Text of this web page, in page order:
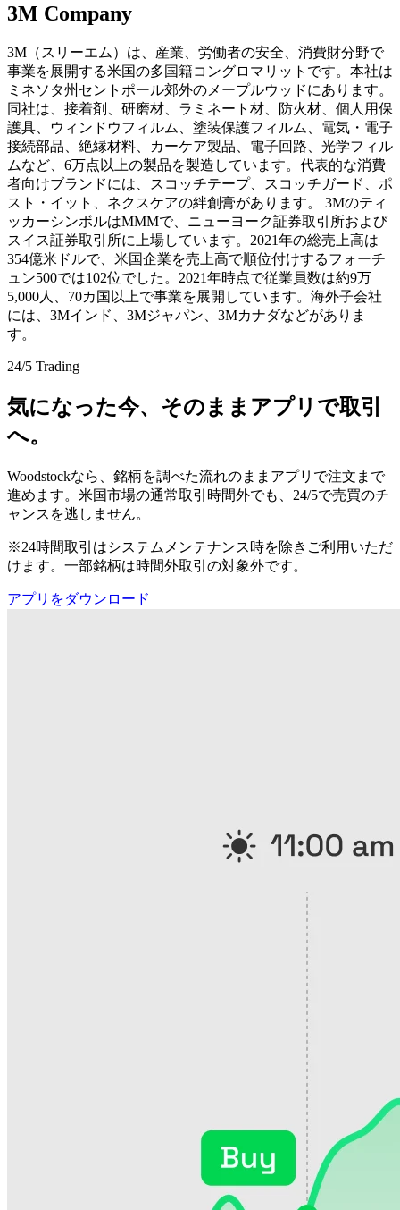
3M Company
3M（スリーエム）は、産業、労働者の安全、消費財分野で
事業を展開する米国の多国籍コングロマリットです。本社は
ミネソタ州セントポール郊外のメープルウッドにあります。
同社は、接着剤、研磨材、ラミネート材、防火材、個人用保
護具、ウィンドウフィルム、塗装保護フィルム、電気・電子
接続部品、絶縁材料、カーケア製品、電子回路、光学フィル
ムなど、6万点以上の製品を製造しています。代表的な消費
者向けブランドには、スコッチテープ、スコッチガード、ポ
スト・イット、ネクスケアの絆創膏があります。 3Mのティ
ッカーシンボルはMMMで、ニューヨーク証券取引所および
スイス証券取引所に上場しています。2021年の総売上高は
354億米ドルで、米国企業を売上高で順位付けするフォーチ
ュン500では102位でした。2021年時点で従業員数は約9万
5,000人、70カ国以上で事業を展開しています。海外子会社
には、3Mインド、3Mジャパン、3Mカナダなどがありま
す。
24/5 Trading
気になった今、そのままアプリで取引
へ。
Woodstockなら、銘柄を調べた流れのままアプリで注文まで
進めます。米国市場の通常取引時間外でも、24/5で売買のチ
ャンスを逃しません。
※24時間取引はシステムメンテナンス時を除きご利用いただ
けます。一部銘柄は時間外取引の対象外です。
アプリをダウンロード